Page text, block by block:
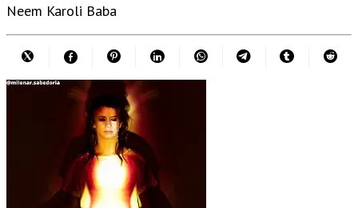
Neem Karoli Baba